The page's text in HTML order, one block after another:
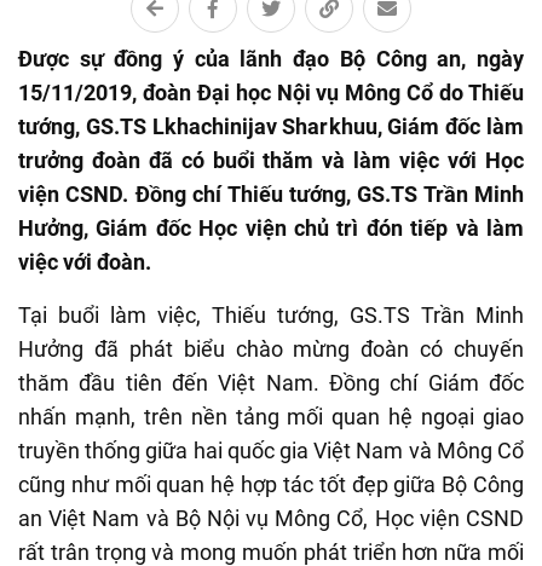
Được sự đồng ý của lãnh đạo Bộ Công an, ngày
15/11/2019, đoàn Đại học Nội vụ Mông Cổ do Thiếu
tướng, GS.TS Lkhachinijav Sharkhuu, Giám đốc làm
trưởng đoàn đã có buổi thăm và làm việc với Học
viện CSND. Đồng chí Thiếu tướng, GS.TS Trần Minh
Hưởng, Giám đốc Học viện chủ trì đón tiếp và làm
việc với đoàn.
Tại buổi làm việc, Thiếu tướng, GS.TS Trần Minh
Hưởng đã phát biểu chào mừng đoàn có chuyến
thăm đầu tiên đến Việt Nam. Đồng chí Giám đốc
nhấn mạnh, trên nền tảng mối quan hệ ngoại giao
truyền thống giữa hai quốc gia Việt Nam và Mông Cổ
cũng như mối quan hệ hợp tác tốt đẹp giữa Bộ Công
an Việt Nam và Bộ Nội vụ Mông Cổ, Học viện CSND
rất trân trọng và mong muốn phát triển hơn nữa mối